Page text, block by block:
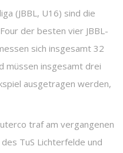
(JBBL, U16) sind die
der besten vier JBBL-
sich insgesamt 32
müssen insgesamt drei
ausgetragen werden,
traf am vergangenen
TuS Lichterfelde und